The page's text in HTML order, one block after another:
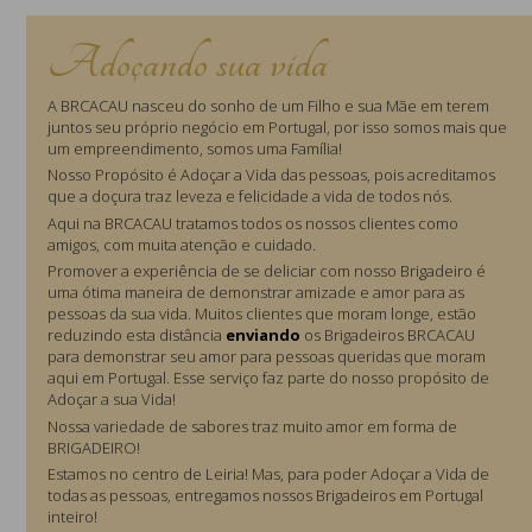
Adoçando sua vida
A BRCACAU nasceu do sonho de um Filho e sua Mãe em terem
juntos seu próprio negócio em Portugal, por isso somos mais que
um empreendimento, somos uma Família!
Nosso Propósito é Adoçar a Vida das pessoas, pois acreditamos
que a doçura traz leveza e felicidade a vida de todos nós.
Aqui na BRCACAU tratamos todos os nossos clientes como
amigos, com muita atenção e cuidado.
Promover a experiência de se deliciar com nosso Brigadeiro é
uma ótima maneira de demonstrar amizade e amor para as
pessoas da sua vida. Muitos clientes que moram longe, estão
reduzindo esta distância enviando os Brigadeiros BRCACAU
para demonstrar seu amor para pessoas queridas que moram
aqui em Portugal. Esse serviço faz parte do nosso propósito de
Adoçar a sua Vida!
Nossa variedade de sabores traz muito amor em forma de
BRIGADEIRO!
Estamos no centro de Leiria! Mas, para poder Adoçar a Vida de
todas as pessoas, entregamos nossos Brigadeiros em Portugal
inteiro!
A gestão de dados para este Sítio é partilhada pelas seguintes
organizações:
Controlador de Dados e responsável pela aplicação da Política
Processador de Dados, encarregado de gerir os dados para os
fins especificados na Política de Privacidade: BRCACAU (Portugal);
Responsável pelo Arquivamento e Preservação de Dados:
Fênix Comunicação (Brasil).
DADOS PESSOAIS RECOLHIDOS SOBRE O
UTILIZADOR
Informação pessoal não identificável
Este sítio recolhe igualmente informações, que não são de
identificação pessoal, semelhante, à que os motores de busca e
servidores da Internet habitualmente disponibilizam, tais como, o
tipo de motor de busca, a preferência de idioma, o sítio de
referência ou data e hora de cada solicitação do visitante.
Informação pessoal potencialmente identificável
Este sítio recolhe informações potencialmente identificáveis, tais
como os endereços IP (Internet Protocol). No entanto, A BRCACAU
não utiliza essas informações para identificar os seus visitantes e